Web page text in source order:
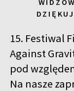
15. Festiwal
Against
pod
Na nasze